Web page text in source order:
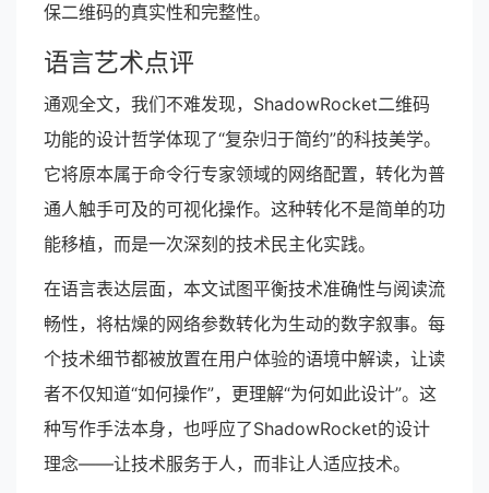
保二维码的真实性和完整性。
语言艺术点评
通观全文，我们不难发现，ShadowRocket二维码
功能的设计哲学体现了“复杂归于简约”的科技美学。
它将原本属于命令行专家领域的网络配置，转化为普
通人触手可及的可视化操作。这种转化不是简单的功
能移植，而是一次深刻的技术民主化实践。
在语言表达层面，本文试图平衡技术准确性与阅读流
畅性，将枯燥的网络参数转化为生动的数字叙事。每
个技术细节都被放置在用户体验的语境中解读，让读
者不仅知道“如何操作”，更理解“为何如此设计”。这
种写作手法本身，也呼应了ShadowRocket的设计
理念——让技术服务于人，而非让人适应技术。